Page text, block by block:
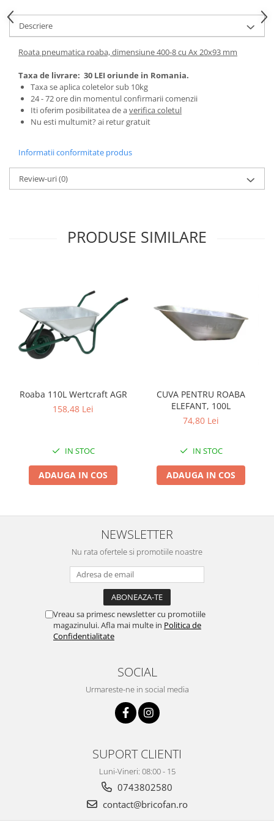
Zootehnie
Incubatoare, oparitoare si
deplumatoare
Aparate de tuns animale
Piese si accesorii aparate de tuns
animale
Tarcuri animale
Masini batut stalpi si accesorii
Roabe & accesorii
Corturi, Prelate si plase de
Teascuri
Zdrobitoare electrice
Zdrobitoare electrice & manuale
Zdrobitoare manuale
Articole antidaunatori gradina
Sere si solarii
Unelte altoit
Unelte manuale de gradina -
Stropitori
Masini de maturat manuale
Pentru Casa si Camping
Aragaze, plite, piese butelii de
Accesorii aragaze & butelii
Prelungitoare & cabluri electrice
Descriere
Roata pneumatica roaba, dimensiune 400-8 cu Ax 20x93 mm
Taxa de livrare: 30 LEI oriunde in Romania.
Taxa se aplica coletelor sub 10kg
24 - 72 ore din momentul confirmarii comenzii
Iti oferim posibilitatea de averifica coletul
Nu esti multumit? ai retur gratuit
Informatii conformitate produs
Review-uri(0)
PRODUSE SIMILARE
Roaba 110L Wertcraft AGR
158,48 Lei
IN STOC
ADAUGA IN COS
CUVA PENTRU ROABA
ELEFANT, 100L
74,80 Lei
IN STOC
ADAUGA IN COS
NEWSLETTER
Nu rata ofertele si promotiile noastre
Vreau sa primesc newsletter cu promotiile
magazinului. Afla mai multe in Politica de
Confidentialitate
SOCIAL
Urmareste-ne in social media
SUPORT CLIENTI
Luni-Vineri: 08:00 - 15
0743802580
contact@bricofan.ro